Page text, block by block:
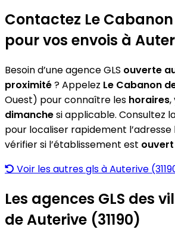
Contactez Le
pour vos envois à
Besoin d’une agence GLS ouverte
proximité? Appelez Le Cabanon
Ouest) pour connaître les horaires,
dimanchesi applicable. Consultez
pour localiser rapidement
vérifier si l’établissement est
Voir les autres gls à Auterive
Les agences GLS des
de Auterive (31190)